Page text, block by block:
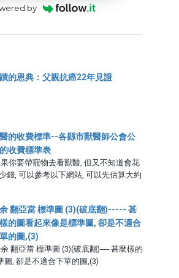
by
的恩典：父親抗癌22年見證
的收費標準--各縣市獸醫師公會公
收費標準表
你要帶寵物去看獸醫, 但又不知道會花
錢, 可以參考以下網站, 可以先估算大約
翻亞當 標準圖 (3)(破底翻)----- 甚
的圖看起來像是標準圖, 卻是不適合
的圖,(3)
翻亞當 標準圖 (3)(破底翻)----- 甚麼樣的
圖, 卻是不適合下單的圖,(3)